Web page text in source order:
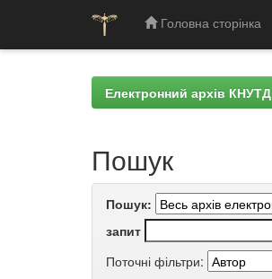
Головна сторінка
Електронний архів КНУТД
Пошук
Пошук:
запит
Поточні фільтри: